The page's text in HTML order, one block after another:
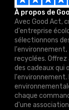
À propos de
Avec Good Act,
d'entreprise
sélectionnons
recyclées.
des cadeaux qui
l'environnement.
chaque
d'une